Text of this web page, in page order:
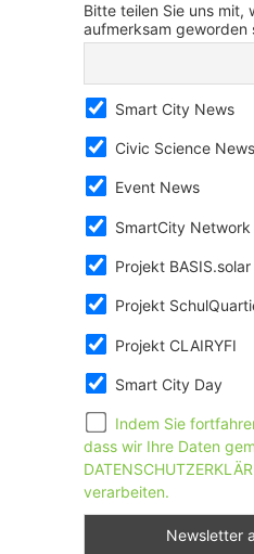
Bitte teilen Sie uns mit,
aufmerksam geworden
Smart City News
Civic Science News
Event News
SmartCity
Projekt BASIS.solar
Projekt
Projekt CLAIRYFI
Smart City Day
Indem Sie
dass wir Ihre Daten
verarbeiten.